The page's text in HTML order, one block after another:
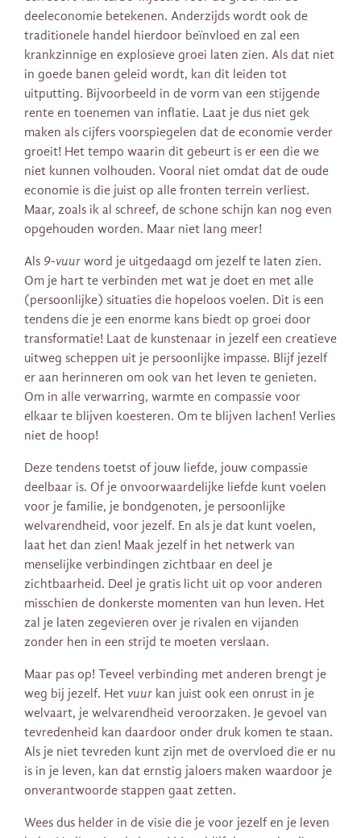
deeleconomie betekenen. Anderzijds wordt ook de
traditionele handel hierdoor beïnvloed en zal een
krankzinnige en explosieve groei laten zien. Als dat niet
in goede banen geleid wordt, kan dit leiden tot
uitputting. Bijvoorbeeld in de vorm van een stijgende
rente en toenemen van inflatie. Laat je dus niet gek
maken als cijfers voorspiegelen dat de economie verder
groeit! Het tempo waarin dit gebeurt is er een die we
niet kunnen volhouden. Vooral niet omdat dat de oude
economie is die juist op alle fronten terrein verliest.
Maar, zoals ik al schreef, de schone schijn kan nog even
opgehouden worden. Maar niet lang meer!
Als 9-vuur word je uitgedaagd om jezelf te laten zien.
Om je hart te verbinden met wat je doet en met alle
(persoonlijke) situaties die hopeloos voelen. Dit is een
tendens die je een enorme kans biedt op groei door
transformatie! Laat de kunstenaar in jezelf een creatieve
uitweg scheppen uit je persoonlijke impasse. Blijf jezelf
er aan herinneren om ook van het leven te genieten.
Om in alle verwarring, warmte en compassie voor
elkaar te blijven koesteren. Om te blijven lachen! Verlies
niet de hoop!
Deze tendens toetst of jouw liefde, jouw compassie
deelbaar is. Of je onvoorwaardelijke liefde kunt voelen
voor je familie, je bondgenoten, je persoonlijke
welvarendheid, voor jezelf. En als je dat kunt voelen,
laat het dan zien! Maak jezelf in het netwerk van
menselijke verbindingen zichtbaar en deel je
zichtbaarheid. Deel je gratis licht uit op voor anderen
misschien de donkerste momenten van hun leven. Het
zal je laten zegevieren over je rivalen en vijanden
zonder hen in een strijd te moeten verslaan.
Maar pas op! Teveel verbinding met anderen brengt je
weg bij jezelf. Het vuur kan juist ook een onrust in je
welvaart, je welvarendheid veroorzaken. Je gevoel van
tevredenheid kan daardoor onder druk komen te staan.
Als je niet tevreden kunt zijn met de overvloed die er nu
is in je leven, kan dat ernstig jaloers maken waardoor je
onverantwoorde stappen gaat zetten.
Wees dus helder in de visie die je voor jezelf en je leven